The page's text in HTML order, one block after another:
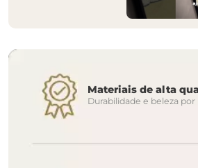
Materiais de alta
Durabilidade e beleza por